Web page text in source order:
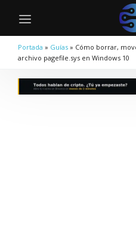
Portada » Guías » Cómo borrar,
archivo pagefile.sys en Windows 10